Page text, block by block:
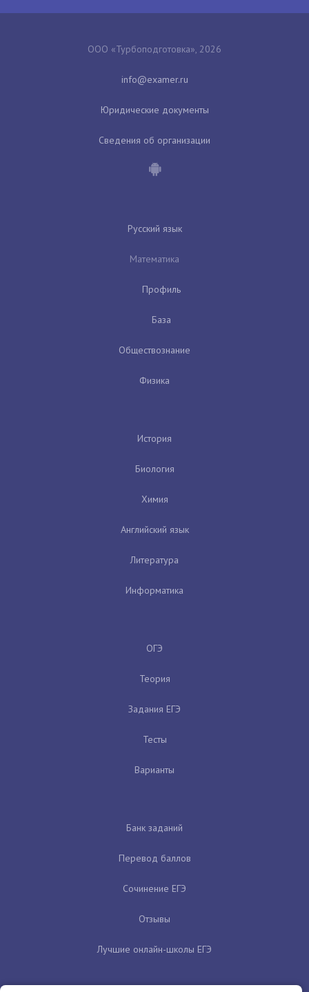
ООО «Турбоподготовка», 2026
Юридические документы
Сведения об организации
Русский язык
Математика
Профиль
База
Обществознание
Физика
История
Биология
Химия
Английский язык
Литература
Информатика
ОГЭ
Теория
Задания ЕГЭ
Тесты
Варианты
Банк заданий
Перевод баллов
Сочинение ЕГЭ
Отзывы
Лучшие онлайн-школы ЕГЭ